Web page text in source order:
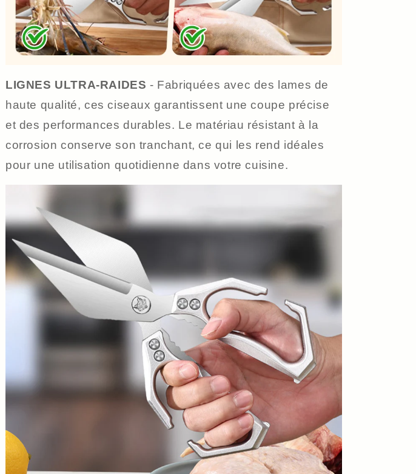
LIGNES ULTRA-RAIDES - Fabriquées avec des lames de
haute qualité, ces ciseaux garantissent une coupe précise
et des performances durables. Le matériau résistant à la
corrosion conserve son tranchant, ce qui les rend idéales
pour une utilisation quotidienne dans votre cuisine.